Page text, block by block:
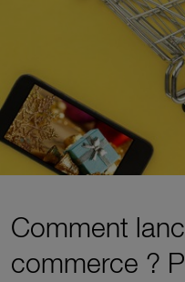
Comment
commerce ?